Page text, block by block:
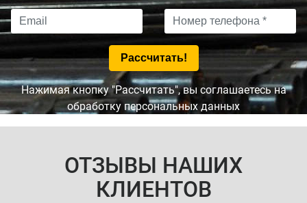
Нажимая кнопку "Рассчитать", вы соглашаетесь на
обработку персональных данных
ОТЗЫВЫ НАШИХ
КЛИЕНТОВ